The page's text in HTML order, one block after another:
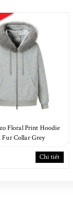
Floral Print Hoodie
Collar Grey
Chi tiết